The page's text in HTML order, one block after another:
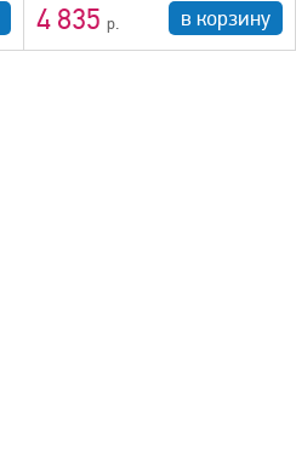
4 835 в корзину